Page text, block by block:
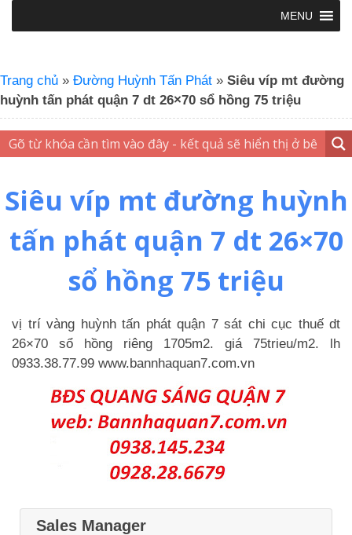
MENU
Trang chủ » Đường Huỳnh Tấn Phát » Siêu víp mt đường
huỳnh tấn phát quận 7 dt 26×70 sổ hồng 75 triệu
Siêu víp mt đường huỳnh
tấn phát quận 7 dt 26×70
sổ hồng 75 triệu
vị trí vàng huỳnh tấn phát quận 7 sát chi cục thuế dt
26×70 sổ hồng riêng 1705m2. giá 75trieu/m2. lh
0933.38.77.99 www.bannhaquan7.com.vn
Sales Manager